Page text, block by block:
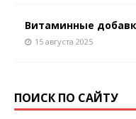
Витаминные
15 августа 2025
ПОИСК ПО САЙТУ